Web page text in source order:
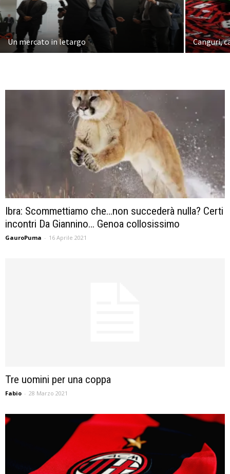
Un mercato in letargo Canguri,
Ibra: Scommettiamo che…non succederà nulla? Certi
incontri Da Giannino… Genoa collosissimo
GauroPuma - 16 Aprile 2021
Tre uomini per una coppa
Fabio - 28 Marzo 2021